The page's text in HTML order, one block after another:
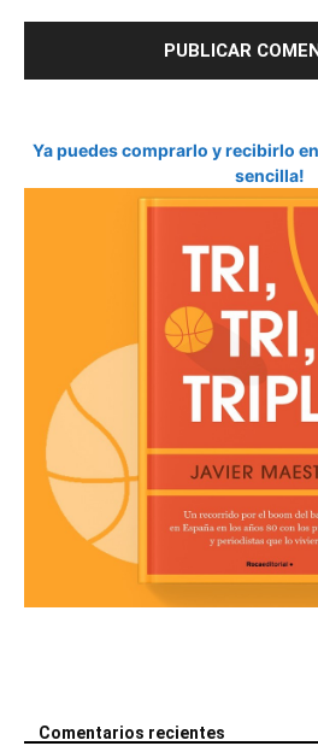
Ya puedes comprarlo y recibirlo
sencilla!
Comentarios recientes